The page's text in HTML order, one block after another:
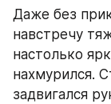
Даже без
навстречу
настолько
нахмурился.
задвигался